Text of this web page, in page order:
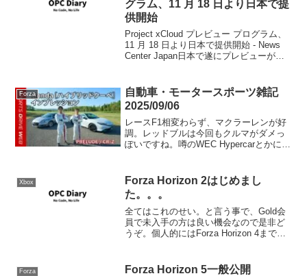
グラム、11 月 18 日より日本で提
供開始
Project xCloud プレビュー プログラム、
11 月 18 日より日本で提供開始 - News
Center Japan日本で遂にプレビューが始
いくようです。...
Forza
自動車・モータースポーツ雑記
2025/09/06
レースF1相変わらず、マクラーレンが好
調。レッドブルは今回もクルマがダメっ
ぽいですね。噂のWEC Hypercarとかに乗
本語字幕版。自動車ホ...
Xbox
Forza Horizon 2はじめまし
た。。。
全てはこれのせい。と言う事で、Gold会
員で未入手の方は良い機会なので是非ど
うぞ。個人的にはForza Horizon 4までの
と割と真剣に。何気に10周年記...
Forza
Forza Horizon 5一般公開